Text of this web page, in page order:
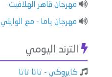
مهرجان قاهر الهلافيت
مهرجان ياما - مع الوايلي
الترند اليومي
كايروكي - تاتا تاتا